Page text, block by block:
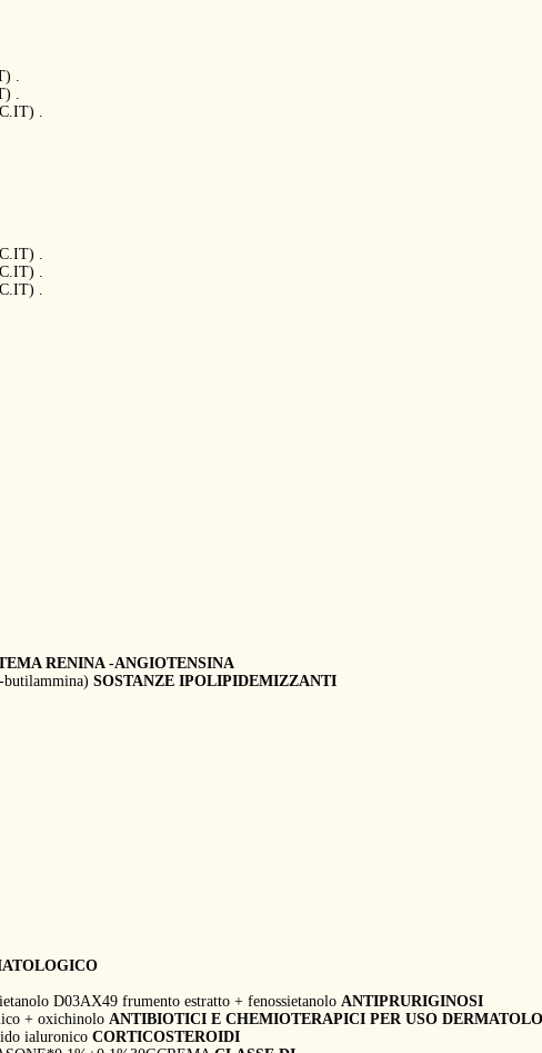
.
.
.
.
.
.
RENINA -ANGIOTENSINA
SOSTANZE IPOLIPIDEMIZZANTI
D03AX49 frumento estratto + fenossietanolo ANTIPRURIGINOSI
+ oxichinolo ANTIBIOTICI E CHEMIOTERAPICI PER USO
ialuronico CORTICOSTEROIDI